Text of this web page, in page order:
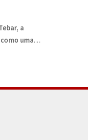
a
uma…